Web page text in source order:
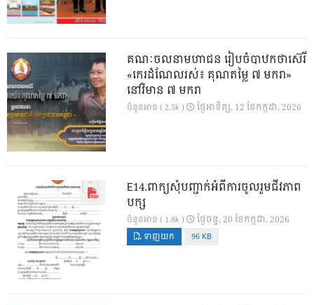
គណៈចលនាមហាជន រៀបចំបាឋកថាស៊េរី
«កេរដំណែលរស់៖ គុណតម្លៃ ៧ មករា»
នៅវិមាន ៧ មករា
ចំនួនអាន ( 2.5k ) ថ្ងៃ​អាទិត្យ, 12 ខែ​កក្កដា, 2026
E14.ពាក្យសុំបញ្ជាក់អំពីការចូលរួមជីវភាព
បក្ស
ចំនួនអាន ( 1.8k ) ថ្ងៃ​ចន្ទ, 20 ខែ​កក្កដា, 2026
ទាញយក 96 KB